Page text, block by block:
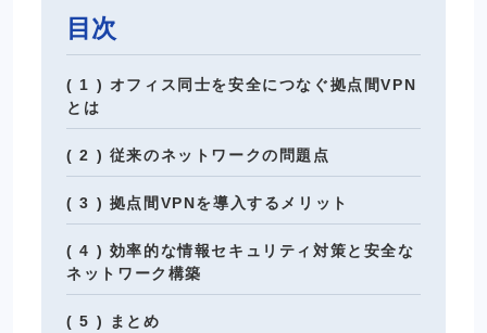
目次
( 1 ) オフィス同士を安全につなぐ拠点間VPN
とは
( 2 ) 従来のネットワークの問題点
( 3 ) 拠点間VPNを導入するメリット
( 4 ) 効率的な情報セキュリティ対策と安全な
ネットワーク構築
( 5 ) まとめ